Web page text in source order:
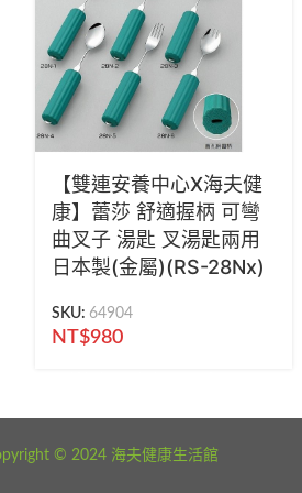
【雙連安養中心X海夫健
康】蕾莎 舒適握柄 可彎
曲叉子 湯匙 叉湯匙兩用
日本製(金屬)(RS-28Nx)
SKU: 64904
NT$980
© 2024 海夫健康生活館